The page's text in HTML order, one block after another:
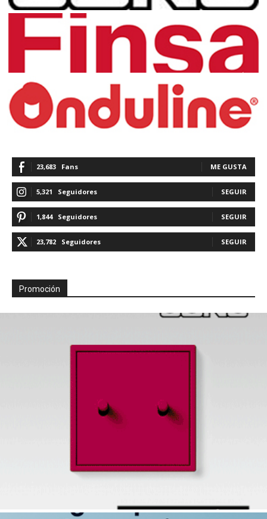
23,683 Fans ME GUSTA
5,321 Seguidores SEGUIR
1,844 Seguidores SEGUIR
23,782 Seguidores SEGUIR
Promoción